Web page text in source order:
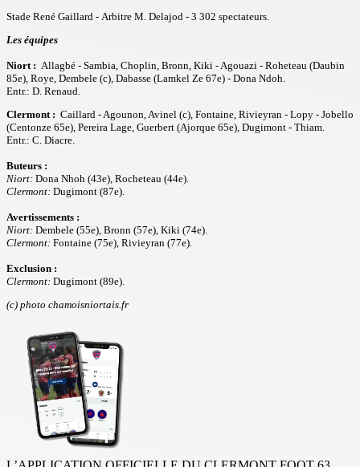
Stade René Gaillard - Arbitre M. Delajod - 3 302 spectateurs.
Les équipes
Niort : Allagbé - Sambia, Choplin, Bronn, Kiki - Agouazi - Roheteau (Daubin
85e), Roye, Dembele (c), Dabasse (Lamkel Ze 67e) - Dona Ndoh
Entr.: D. Renaud.
Clermont : Caillard - Agounon, Avinel (c), Fontaine, Rivieyran - Lopy - Jobello
(Centonze 65e), Pereira Lage, Guerbert (Ajorque 65e), Dugimont - Thiam.
Entr.: C. Diacre.
Buteurs :
Niort: Dona Nhoh (43e), Rocheteau (44e).
Clermont: Dugimont (87e).
Avertissements :
Niort: Dembele (55e), Bronn (57e), Kiki (74e).
Clermont: Fontaine (75e), Rivieyran (77e).
Exclusion :
Clermont: Dugimont (89e).
(c) photo chamoisniortais.fr